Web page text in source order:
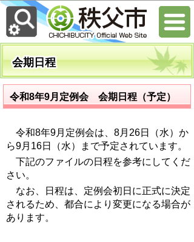
会期日程
令和8年9月定例会 会期日程（予定）
令和8年9月定例会は、8月26日（水）か
ら9月16日（水）まで予定されています。
下記のファイルの日程を参考にしてくだ
さい。
なお、日程は、定例会初日に正式に決定
されるため、都合により変更になる場合が
あります。